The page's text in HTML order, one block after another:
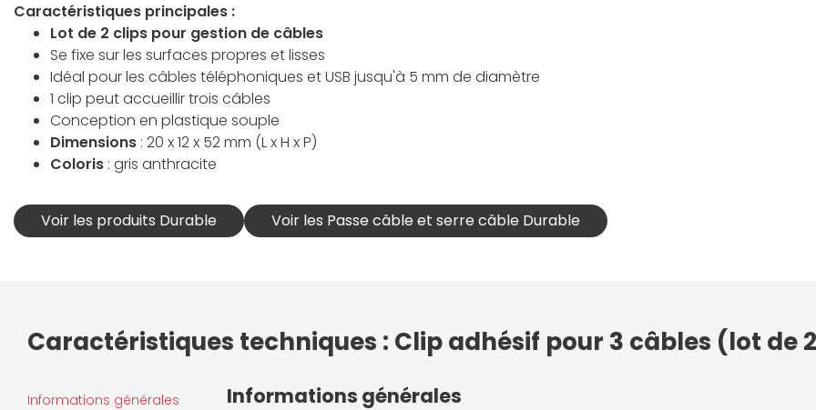
Caractéristiques principales :
Lot de 2 clips pour gestion de câbles
Se fixe sur les surfaces propres et lisses
Idéal pour les câbles téléphoniques et USB jusqu'à 5 mm de diamètre
1 clip peut accueillir trois câbles
Conception en plastique souple
Dimensions : 20 x 12 x 52 mm (L x H x P)
Coloris : gris anthracite
Voir les produits Durable Voir les Passe câble et serre câble Durable
Caractéristiques techniques : Clip adhésif pour 3 câbles (lot de
Informations générales
Informations générales